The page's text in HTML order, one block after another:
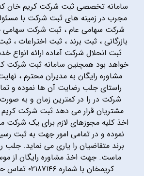
سامانه تخصصی ثبت شرکت کریم خان
مجرب در زمینه های ثبت شرکت با
شرکت سهامی عام ، ثبت شرکت
بازرگانی ، ثبت برند ، ثبت اختراعات ،
ثبت انحلال شرکت آماده ارائه انواع
خواهد بود همچنین سامانه ثبت شرکت
مشاوره رایگان به مدیران محترم ،
راستای جلب رضایت آن ها نموده و
شرکت در را در کمترین زمان و به صورت
مشتریان قرار می دهد.ثبت شرکت
اخذ کلیه مجوزهای لازم برای یک شرکت
نموده و در تمامی امور جهت به ثبت
برند متقاضیان را یاری می نماید.
ماست. جهت اخذ مشاوره رایگان از
کریمخان با شماره ۰۲۱۸۷۱۴۶ تماس حاصل فرمایید.